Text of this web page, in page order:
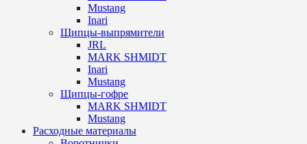
Mustang
Inari
Щипцы-выпрямители
JRL
MARK SHMIDT
Inari
Mustang
Щипцы-гофре
MARK SHMIDT
Mustang
Расходные материалы